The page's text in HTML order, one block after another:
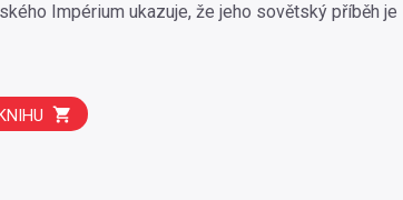
Impérium ukazuje, že jeho sovětský příběh je